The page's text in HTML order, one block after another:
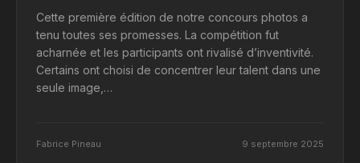
Cette première édition de notre concours photos a
tenu toutes ses promesses. La compétition fut
acharnée et les participants ont rivalisé d’inventivité.
Certains ont choisi de concentrer leur talent dans une
seule image,…
Fabrice Pineau 9 septembre 2025